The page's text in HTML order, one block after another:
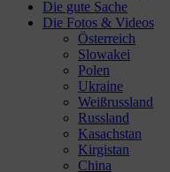
Die gute Sache
Die Fotos & Videos
Österreich
Slowakei
Polen
Ukraine
Weißrussland
Russland
Kasachstan
Kirgistan
China